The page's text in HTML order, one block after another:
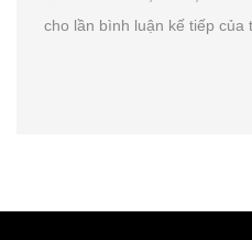
cho lần bình luận kế tiếp của